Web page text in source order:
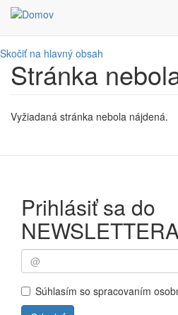
Skočiť na hlavný obsah
Stránka
Vyžiadaná stránka nebola nájdená.
Prihlásiť sa do
Súhlasím so spracovaním